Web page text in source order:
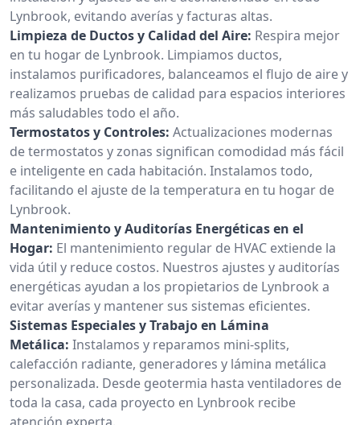
Lynbrook, evitando averías y facturas altas.
Limpieza de Ductos y Calidad del Aire: Respira mejor
en tu hogar de Lynbrook. Limpiamos ductos,
instalamos purificadores, balanceamos el flujo de aire y
realizamos pruebas de calidad para espacios interiores
más saludables todo el año.
Termostatos y Controles: Actualizaciones modernas
de termostatos y zonas significan comodidad más fácil
e inteligente en cada habitación. Instalamos todo,
facilitando el ajuste de la temperatura en tu hogar de
Lynbrook.
Mantenimiento y Auditorías Energéticas en el
Hogar: El mantenimiento regular de HVAC extiende la
vida útil y reduce costos. Nuestros ajustes y auditorías
energéticas ayudan a los propietarios de Lynbrook a
evitar averías y mantener sus sistemas eficientes.
Sistemas Especiales y Trabajo en Lámina
Metálica: Instalamos y reparamos mini-splits,
calefacción radiante, generadores y lámina metálica
personalizada. Desde geotermia hasta ventiladores de
toda la casa, cada proyecto en Lynbrook recibe